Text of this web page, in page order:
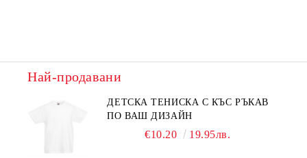
Най-продавани
ДЕТСКА ТЕНИСКА С КЪС РЪКАВ
ПО ВАШ ДИЗАЙН
€10.20 19.95лв.